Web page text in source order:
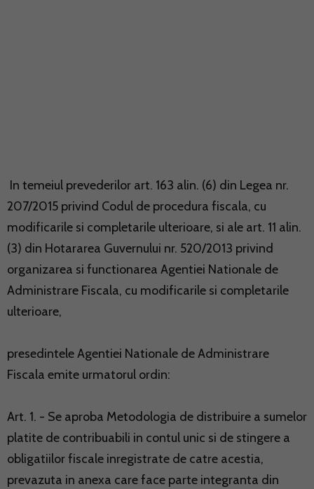
In temeiul prevederilor art. 163 alin. (6) din Legea nr.
207/2015 privind Codul de procedura fiscala, cu
modificarile si completarile ulterioare, si ale art. 11 alin.
(3) din Hotararea Guvernului nr. 520/2013 privind
organizarea si functionarea Agentiei Nationale de
Administrare Fiscala, cu modificarile si completarile
ulterioare,
presedintele Agentiei Nationale de Administrare
Fiscala emite urmatorul ordin:
Art. 1. - Se aproba Metodologia de distribuire a sumelor
platite de contribuabili in contul unic si de stingere a
obligatiilor fiscale inregistrate de catre acestia,
prevazuta in anexa care face parte integranta din